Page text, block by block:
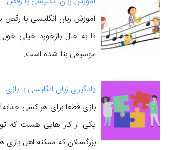
آموزش زبان انگلیسی با
تا به حال بازخورد خیلی
موسیقی بنا شده است.
یادگیری زبان انگلیسی با بازی
بازی قطعا برای هر کسی
یکی از کار هایی هست که
بزرگسالان که ممکنه اهل بازی